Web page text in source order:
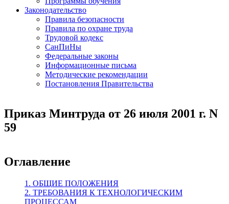
Законодательство
Правила безопасности
Правила по охране труда
Трудовой кодекс
СанПиНы
Федеральные законы
Информационные письма
Методические рекомендации
Постановления Правительства
Приказ Минтруда от 26 июля 2001 г. N
59
Оглавление
1. ОБЩИЕ ПОЛОЖЕНИЯ
2. ТРЕБОВАНИЯ К ТЕХНОЛОГИЧЕСКИМ
ПРОЦЕССАМ